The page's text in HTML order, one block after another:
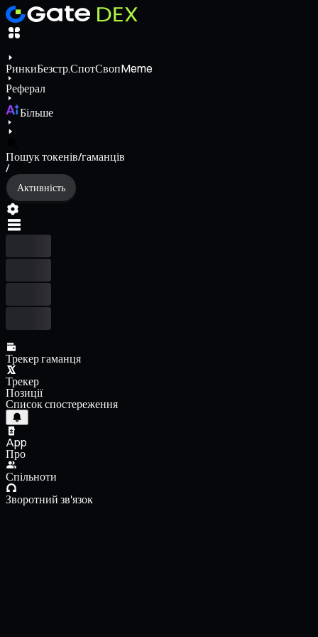
РинкиБезстр.СпотСвопMeme
Реферал
Більше
Пошук токенів/гаманців
/
Активність
Трекер гаманця
Трекер
Позиції
Список спостереження
App
Про
Спільноти
Зворотний зв'язок